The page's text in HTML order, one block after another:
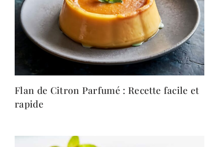
Flan de Citron Parfumé : Recette facile et
rapide